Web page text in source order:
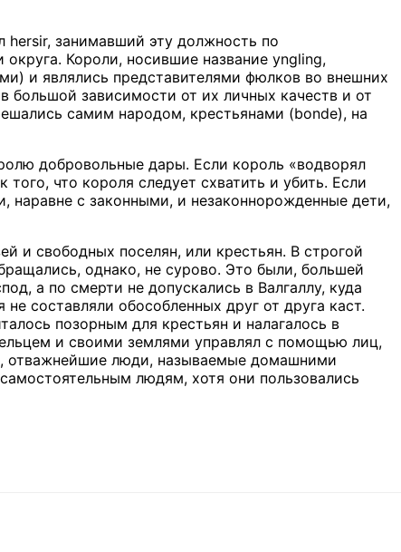
hersir, занимавший эту должность по
Короли, носившие название yngling,
и являлись представителями фюлков во внешних
большой зависимости от их личных качеств и от
самим народом, крестьянами (bonde), на
добровольные дары. Если король «водворял
что короля следует схватить и убить. Если
наравне с законными, и незаконнорожденные дети,
и свободных поселян, или крестьян. В строгой
однако, не сурово. Это были, большей
а по смерти не допускались в Валгаллу, куда
составляли обособленных друг от друга каст.
позорным для крестьян и налагалось в
и своими землями управлял с помощью лиц,
отважнейшие люди, называемые домашними
людям, хотя они пользовались